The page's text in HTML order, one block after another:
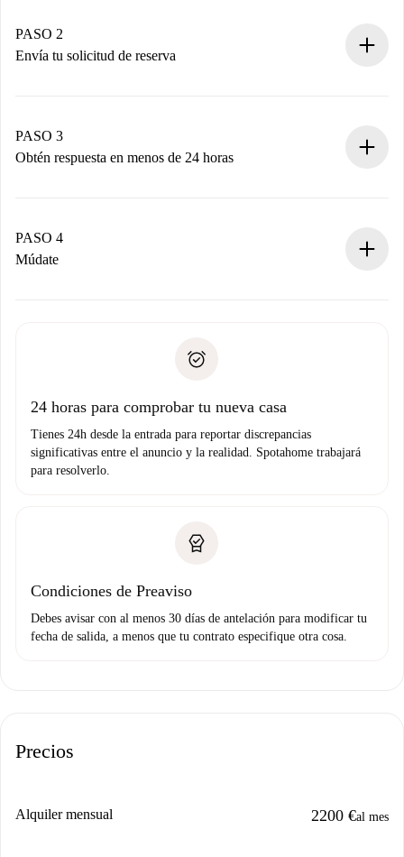
Tienes toda la información necesaria por adelantado.
PASO 2
Envía tu solicitud de reserva
propietario acepte.
PASO 3
Obtén respuesta en menos de 24 horas
contacto con el propietario.
Si es rechazada: No te haremos ningún cargo y te
Prueba de solvencia
PASO 4
Múdate
no nos comunicas ningún problema.
24 horas para comprobar tu nueva casa
Tienes 24h desde la entrada para reportar discrepancias
significativas entre el anuncio y la realidad. Spotahome trabajará
para resolverlo.
Condiciones de Preaviso
Debes avisar con al menos 30 días de antelación para modificar tu
fecha de salida, a menos que tu contrato especifique otra cosa.
Precios
Alquiler mensual 2200 €al mes